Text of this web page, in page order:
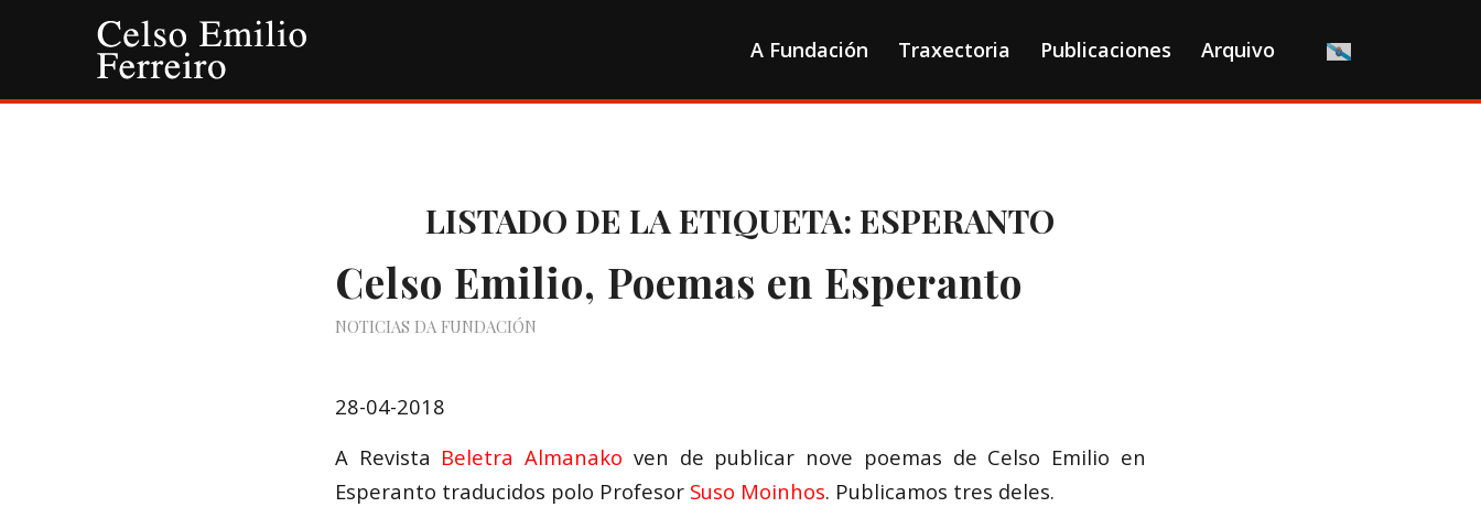
A Fundación Traxectoria Publicaciones Arquivo
LISTADO DE LA ETIQUETA:ESPERANTO
Celso Emilio, Poemas en Esperanto
NOTICIAS DA FUNDACIÓN
28-04-2018
A Revista Beletra Almanako ven de publicar nove poemas de Celso Emilio en
Esperanto traducidos polo Profesor Suso Moinhos. Publicamos tres deles.